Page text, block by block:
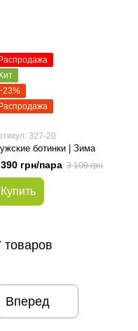
Распродажа
Распродажа
327-20
ботинки | Зима
грн/пара 3 100 грн
Купить
товаров
Вперед